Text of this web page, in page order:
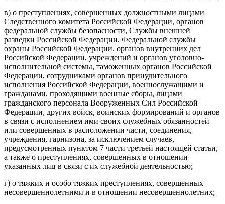
в) о преступлениях, совершенных должностными лицами
Следственного комитета Российской Федерации, органов
федеральной службы безопасности, Службы внешней
разведки Российской Федерации, Федеральной службы
охраны Российской Федерации, органов внутренних дел
Российской Федерации, учреждений и органов уголовно-
исполнительной системы, таможенных органов Российской
Федерации, сотрудниками органов принудительного
исполнения Российской Федерации, военнослужащими и
гражданами, проходящими военные сборы, лицами
гражданского персонала Вооруженных Сил Российской
Федерации, других войск, воинских формирований и органов
в связи с исполнением ими своих служебных обязанностей
или совершенных в расположении части, соединения,
учреждения, гарнизона, за исключением случаев,
предусмотренных пунктом 7 части третьей настоящей статьи,
а также о преступлениях, совершенных в отношении
указанных лиц в связи с их служебной деятельностью;
г) о тяжких и особо тяжких преступлениях, совершенных
несовершеннолетними и в отношении несовершеннолетних;